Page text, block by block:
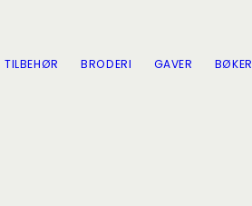
TILBEHØR BRODERI GAVER BØKER